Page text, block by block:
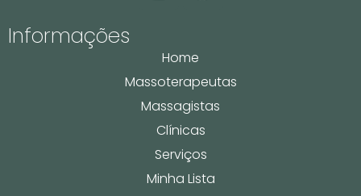
Informações
Home
Massoterapeutas
Massagistas
Clínicas
Serviços
Minha Lista